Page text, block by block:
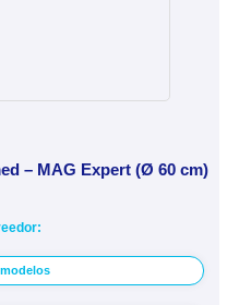
– MAG Expert (Ø 60 cm)